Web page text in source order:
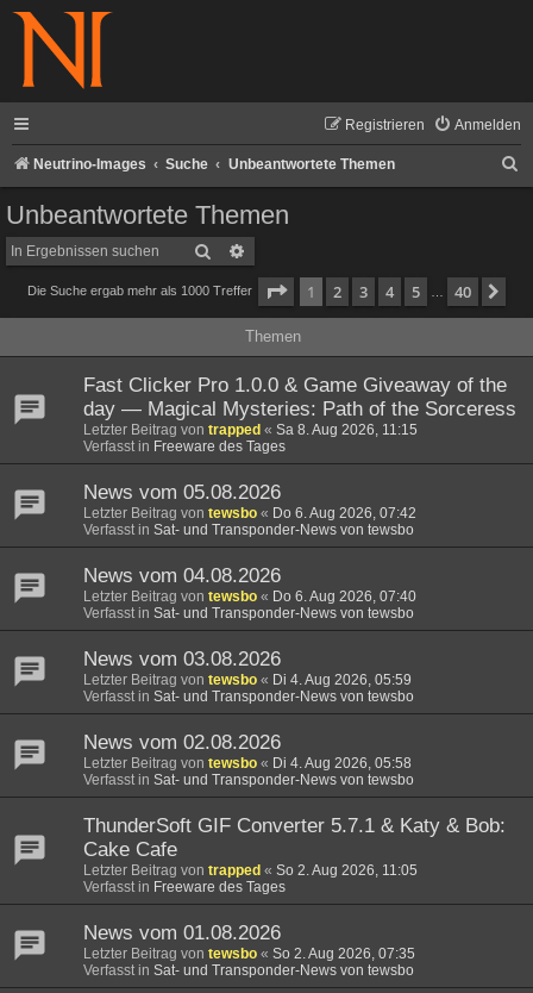
Anmelden
Registrieren
Neutrino-Images Suche Unbeantwortete Themen
Unbeantwortete Themen
Suche
Die Suche ergab mehr als 1000 Treffer Seite 1von 40
1 2 3 4 5 40
Themen
Fast Clicker Pro 1.0.0 & Game Giveaway of the
day — Magical Mysteries: Path of the Sorceress
Letzter Beitrag von trapped « Sa 8. Aug 2026, 11:15
Verfasst in Freeware des Tages
News vom 05.08.2026
Letzter Beitrag von tewsbo « Do 6. Aug 2026, 07:42
Verfasst in Sat- und Transponder-News von tewsbo
News vom 04.08.2026
Letzter Beitrag von tewsbo « Do 6. Aug 2026, 07:40
Verfasst in Sat- und Transponder-News von tewsbo
News vom 03.08.2026
Letzter Beitrag von tewsbo « Di 4. Aug 2026, 05:59
Verfasst in Sat- und Transponder-News von tewsbo
News vom 02.08.2026
Letzter Beitrag von tewsbo « Di 4. Aug 2026, 05:58
Verfasst in Sat- und Transponder-News von tewsbo
ThunderSoft GIF Converter 5.7.1 & Katy & Bob:
Cake Cafe
Letzter Beitrag von trapped « So 2. Aug 2026, 11:05
Verfasst in Freeware des Tages
News vom 01.08.2026
Letzter Beitrag von tewsbo « So 2. Aug 2026, 07:35
Verfasst in Sat- und Transponder-News von tewsbo